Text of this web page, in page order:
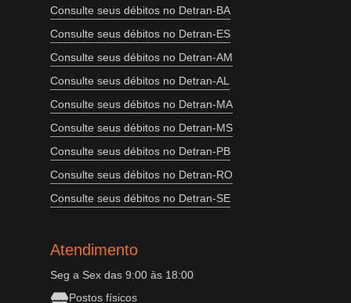
Consulte seus débitos no Detran-BA
Consulte seus débitos no Detran-ES
Consulte seus débitos no Detran-AM
Consulte seus débitos no Detran-AL
Consulte seus débitos no Detran-MA
Consulte seus débitos no Detran-MS
Consulte seus débitos no Detran-PB
Consulte seus débitos no Detran-RO
Consulte seus débitos no Detran-SE
Atendimento
Seg a Sex das 9:00 às 18:00
Postos físicos